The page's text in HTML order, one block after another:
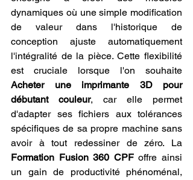
dynamiques où une simple modification
de valeur dans l'historique de
conception ajuste automatiquement
l'intégralité de la pièce. Cette flexibilité
Acheter une imprimante 3D pour
débutant couleur, car elle permet
d'adapter ses fichiers aux tolérances
spécifiques de sa propre machine sans
Formation Fusion 360 CPF offre ainsi
un gain de productivité phénoménal,